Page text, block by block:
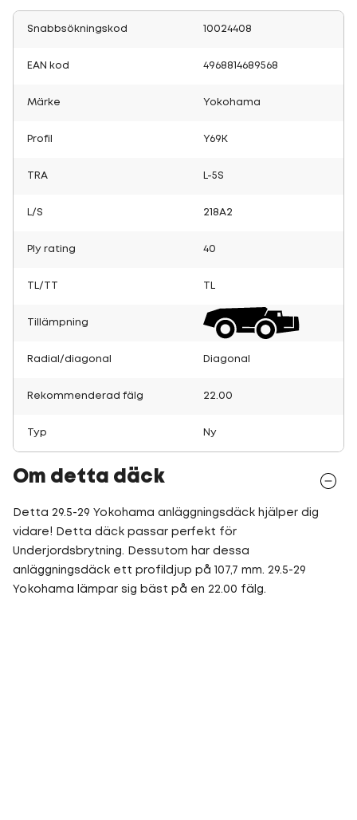
Snabbsökningskod 10024408
EAN kod 4968814689568
Märke Yokohama
Profil Y69K
TRA L-5S
L/S 218A2
Ply rating 40
TL/TT
Tillämpning
Radial/diagonal Diagonal
Rekommenderad fälg 22.00
Typ Ny
Om detta däck
Detta 29.5-29 Yokohama anläggningsdäck hjälper dig
vidare! Detta däck passar perfekt för
Underjordsbrytning. Dessutom har dessa
anläggningsdäck ett profildjup på 107,7 mm. 29.5-29
Yokohama lämpar sig bäst på en 22.00 fälg.